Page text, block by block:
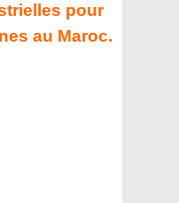
pour
au Maroc.